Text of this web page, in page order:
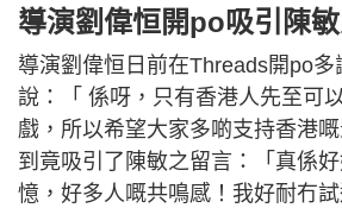
導演劉偉恒開po吸引陳
導演劉偉恒日前在Threads開po
說：「 係呀，只有香港人先至可
戲，所以希望大家多啲支持香港
到竟吸引了陳敏之留言：「真係
憶，好多人嘅共鳴感！我好耐冇